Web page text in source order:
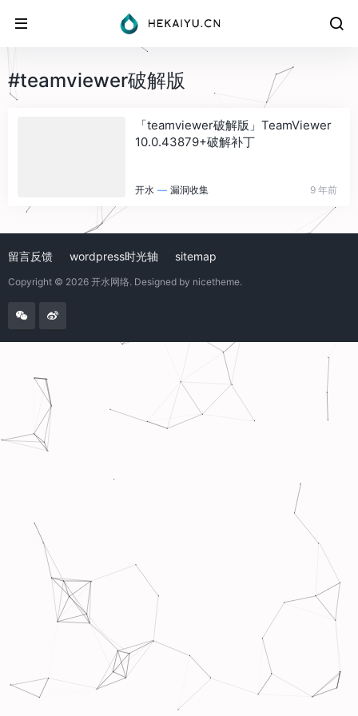
#teamviewer破解版
「teamviewer破解版」TeamViewer
10.0.43879+破解补丁
开水 — 漏洞收集 9 年前
留言反馈 wordpress时光轴 sitemap
Copyright © 2026 开水网络. Designed by nicetheme.